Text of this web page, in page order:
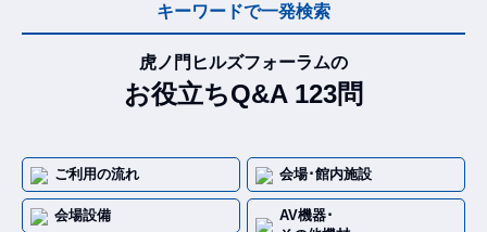
キーワードで一発検索
虎ノ門ヒルズフォーラムの
お役立ちQ&A 123問
ご利用の流れ 会場･館内施設
会場設備
AV機器･